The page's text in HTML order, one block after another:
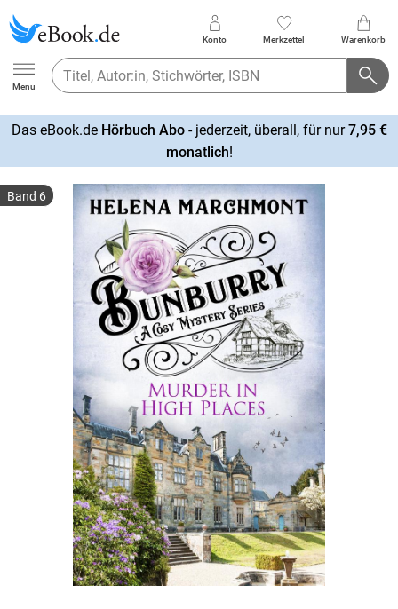
Ebook.de
Menu
Konto Merkzettel Warenkorb
Das eBook.de Hörbuch Abo- jederzeit, überall, für nur7,95 €
monatlich!
Band 6